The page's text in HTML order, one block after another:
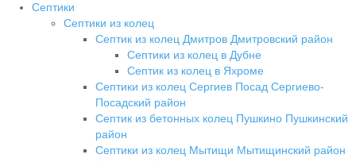
Септики
Септики из колец
Септик из колец Дмитров Дмитровский район
Септики из колец в Дубне
Септик из колец в Яхроме
Септики из колец Сергиев Посад Сергиево-
Посадский район
Септик из бетонных колец Пушкино Пушкинский
район
Септики из колец Мытищи Мытищинский район